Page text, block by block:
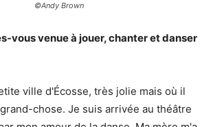
©Andy Brown
vous venue à jouer, chanter et danser
ville d'Écosse, très jolie mais où il
chose. Je suis arrivée au théâtre